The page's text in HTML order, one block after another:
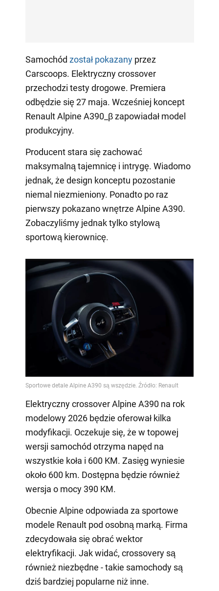
Samochód został pokazanyprzez
Carscoops. Elektryczny crossover
przechodzi testy drogowe. Premiera
odbędzie się 27 maja. Wcześniej koncept
Renault Alpine A390_β zapowiadał model
produkcyjny.
Producent stara się zachować
maksymalną tajemnicę i intrygę. Wiadomo
jednak, że design konceptu pozostanie
niemal niezmieniony. Ponadto po raz
pierwszy pokazano wnętrze Alpine A390.
Zobaczyliśmy jednak tylko stylową
sportową kierownicę.
Elektryczny crossover Alpine A390 na rok
modelowy 2026 będzie oferował kilka
modyfikacji. Oczekuje się, że w topowej
wersji samochód otrzyma napęd na
wszystkie koła i 600 KM. Zasięg wyniesie
około 600 km. Dostępna będzie również
wersja o mocy 390 KM.
Obecnie Alpine odpowiada za sportowe
modele Renault pod osobną marką. Firma
zdecydowała się obrać wektor
elektryfikacji. Jak widać, crossovery są
również niezbędne - takie samochody są
dziś bardziej popularne niż inne.